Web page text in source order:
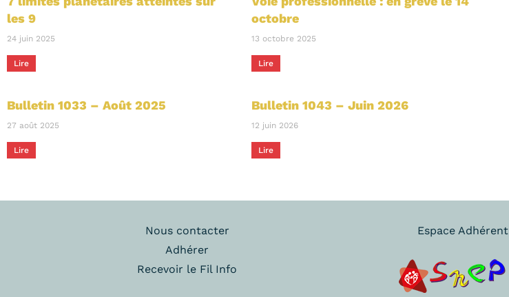
les 9
24 juin 2025
Lire
octobre
13 octobre 2025
Lire
Bulletin 1033 – Août 2025
27 août 2025
Lire
Bulletin 1043 – Juin 2026
12 juin 2026
Lire
Nous contacter
Adhérer
Recevoir le Fil Info
Espace Adhérent